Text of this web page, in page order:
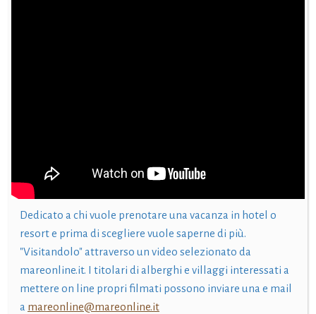
Dedicato a chi vuole prenotare una vacanza in hotel o
resort e prima di scegliere vuole saperne di più.
"Visitandolo" attraverso un video selezionato da
mareonline.it. I titolari di alberghi e villaggi interessati a
mettere on line propri filmati possono inviare una e mail
a mareonline@mareonline.it